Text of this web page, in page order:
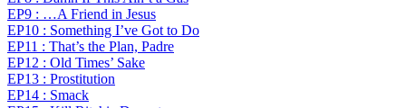
EP9 : …A Friend in Jesus
EP10 : Something I’ve Got to Do
EP11 : That’s the Plan, Padre
EP12 : Old Times’ Sake
EP13 : Prostitution
EP14 : Smack